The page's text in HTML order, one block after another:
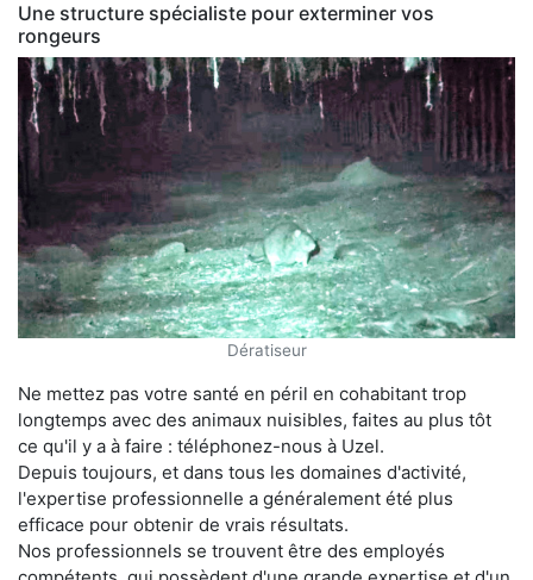
Une structure spécialiste pour exterminer vos
rongeurs
Dératiseur
Ne mettez pas votre santé en péril en cohabitant trop
longtemps avec des animaux nuisibles, faites au plus tôt
ce qu'il y a à faire : téléphonez-nous à Uzel.
Depuis toujours, et dans tous les domaines d'activité,
l'expertise professionnelle a généralement été plus
efficace pour obtenir de vrais résultats.
Nos professionnels se trouvent être des employés